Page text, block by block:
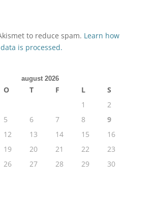
to reduce spam. Learn how
is processed.
august 2026
O T F L
S
1
2
5 6 7 8
9
12 13 14 15
16
19 20 21 22
23
26 27 28 29
30